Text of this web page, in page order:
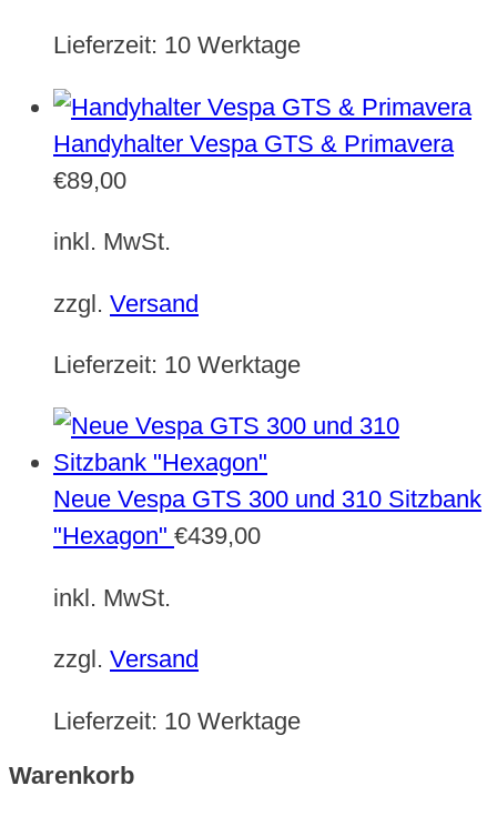
Lieferzeit: 10 Werktage
Handyhalter Vespa GTS & Primavera
€89,00
inkl. MwSt.
zzgl. Versand
Lieferzeit: 10 Werktage
Neue Vespa GTS 300 und 310 Sitzbank
"Hexagon" €439,00
inkl. MwSt.
zzgl. Versand
Lieferzeit: 10 Werktage
Warenkorb